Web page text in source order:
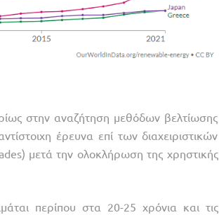
στην αναζήτηση μεθόδων βελτίωσης
έρευνα επί των διαχειριστικών
μετά την ολοκλήρωση της χρηστικής
περίπου στα 20-25 χρόνια και τις